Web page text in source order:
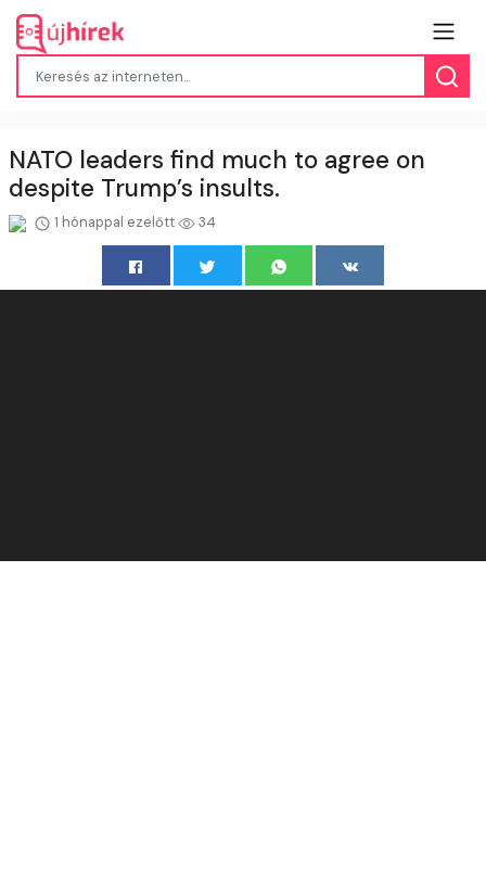
NATO leaders find much to agree on
despite Trump’s insults.
1 hónappal ezelőtt 34